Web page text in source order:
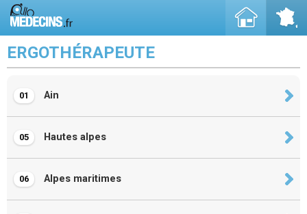
ERGOTHÉRAPEUTE
01 Ain
05 Hautes alpes
06 Alpes maritimes